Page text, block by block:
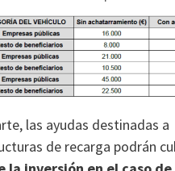
las ayudas destinadas a
de recarga podrán